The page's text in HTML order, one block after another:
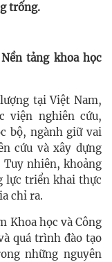
trống.
tảng khoa học
tại Việt Nam,
viện nghiên cứu,
bộ, ngành giữ vai
cứu và xây dựng
Tuy nhiên, khoảng
lực triển khai thực
chỉ ra.
Khoa học và Công
quá trình đào tạo
những nguyên